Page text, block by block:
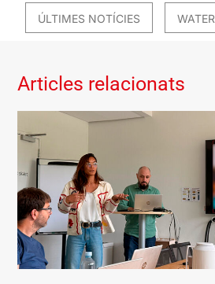
ÚLTIMES NOTÍCIES WATER
Articles relacionats